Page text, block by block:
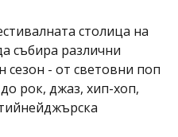
столица на
събира различни
сезон - от световни поп
рок, джаз, хип-хоп,